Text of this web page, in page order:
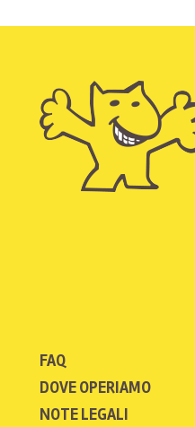
FAQ
DOVE OPERIAMO
NOTE LEGALI